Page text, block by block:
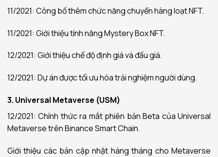
11/2021: Công bố thêm chức năng chuyển hàng loạt NFT.
11/2021: Giới thiệu tính năng Mystery Box NFT.
12/2021: Giới thiệu chế độ định giá và đấu giá.
12/2021: Dự án được tối ưu hóa trải nghiệm người dùng.
3. Universal Metaverse (USM)
12/2021: Chính thức ra mắt phiên bản Beta của Universal
Metaverse trên Binance Smart Chain.
Giới thiệu các bản cập nhật hàng tháng cho Metaverse